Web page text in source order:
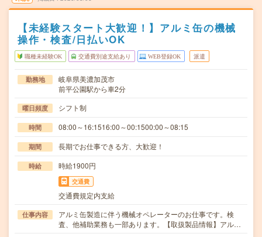
【未経験スタート大歓迎！】アルミ缶の機械
操作・検査/日払いOK
職種未経験OK 交通費別途支給あり WEB登録OK 派遣
勤務地
岐阜県美濃加茂市
前平公園駅から車2分
曜日頻度 シフト制
時間 08:00～16:1516:00～00:1500:00～08:15
期間 長期でお仕事できる方、大歓迎！
時給 時給1900円
交通費
交通費規定内支給
仕事内容
アルミ缶製造に伴う機械オペレーターのお仕事です。検
査、他補助業務も一部あります。【取扱製品情報】アル…